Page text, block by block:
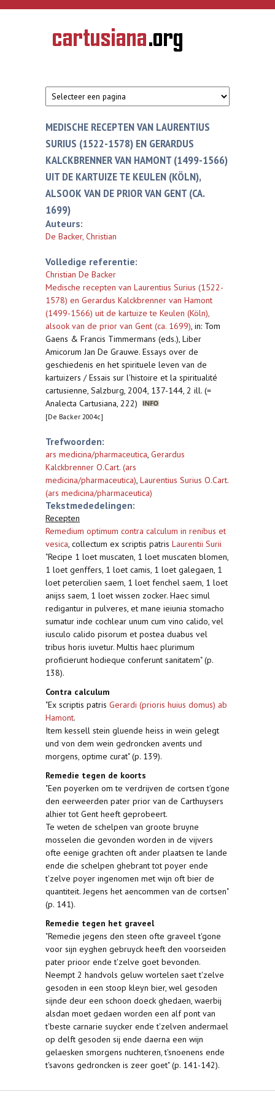
Overslaan en naar de inhoud gaan
CARTUSIANA
Geschiedenis
van de
MEDISCHE RECEPTEN VAN LAURENTIUS
SURIUS (1522-1578) EN GERARDUS
KALCKBRENNER VAN HAMONT (1499-1566)
UIT DE KARTUIZE TE KEULEN (KÖLN),
ALSOOK VAN DE PRIOR VAN GENT (CA.
1699)
Auteurs:
De Backer, Christian
Volledige referentie:
Christian De Backer
Medische recepten van Laurentius Surius (1522-
1578) en Gerardus Kalckbrenner van Hamont
(1499-1566) uit de kartuize te Keulen (Köln),
alsook van de prior van Gent (ca. 1699), in: Tom
Gaens & Francis Timmermans (eds.), Liber
Amicorum Jan De Grauwe. Essays over de
geschiedenis en het spirituele leven van de
kartuizers / Essais sur l'histoire et la spiritualité
cartusienne, Salzburg, 2004, 137-144, 2 ill. (=
Analecta Cartusiana, 222)
[De Backer 2004c]
Trefwoorden:
ars medicina/pharmaceutica, Gerardus
Kalckbrenner O.Cart. (ars
medicina/pharmaceutica), Laurentius Surius O.Cart.
(ars medicina/pharmaceutica)
Tekstmededelingen:
Recepten
Remedium optimum contra calculum in renibus et
vesica, collectum ex scriptis patris Laurentii Surii
"Recipe 1 loet muscaten, 1 loet muscaten blomen,
1 loet genffers, 1 loet camis, 1 loet galegaen, 1
loet petercilien saem, 1 loet fenchel saem, 1 loet
anijss saem, 1 loet wissen zocker. Haec simul
redigantur in pulveres, et mane ieiunia stomacho
sumatur inde cochlear unum cum vino calido, vel
iusculo calido pisorum et postea duabus vel
tribus horis iuvetur. Multis haec plurimum
proficierunt hodieque conferunt sanitatem" (p.
138).
Contra calculum
"Ex scriptis patris Gerardi (prioris huius domus) ab
Hamont.
Item kessell stein gluende heiss in wein gelegt
und von dem wein gedroncken avents und
morgens, optime curat" (p. 139).
Remedie tegen de koorts
"Een poyerken om te verdrijven de cortsen t'gone
den eerweerden pater prior van de Carthuysers
alhier tot Gent heeft geprobeert.
Te weten de schelpen van groote bruyne
mosselen die gevonden worden in de vijvers
ofte eenige grachten oft ander plaatsen te lande
ende die schelpen ghebrant tot poyer ende
t'zelve poyer ingenomen met wijn oft bier de
quantiteit. Jegens het aencommen van de cortsen"
(p. 141).
Remedie tegen het graveel
"Remedie jegens den steen ofte graveel t'gone
voor sijn eyghen gebruyck heeft den voorseiden
pater prioor ende t'zelve goet bevonden.
Neempt 2 handvols geluw wortelen saet t'zelve
gesoden in een stoop kleyn bier, wel gesoden
sijnde deur een schoon doeck ghedaen, waerbij
alsdan moet gedaen worden een alf pont van
t'beste carnarie suycker ende t'zelven andermael
op delft gesoden sij ende daerna een wijn
gelaesken smorgens nuchteren, t'snoenens ende
t'savons gedroncken is zeer goet" (p. 141-142).